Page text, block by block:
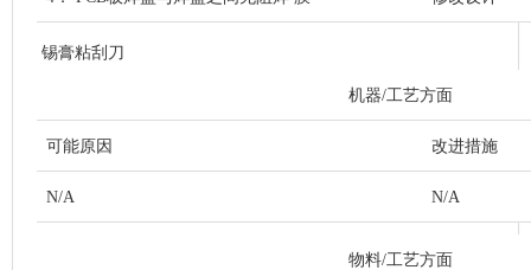
锡膏粘刮刀
机器/工艺方面
可能原因 改进措施
N/A N/A
物料/工艺方面